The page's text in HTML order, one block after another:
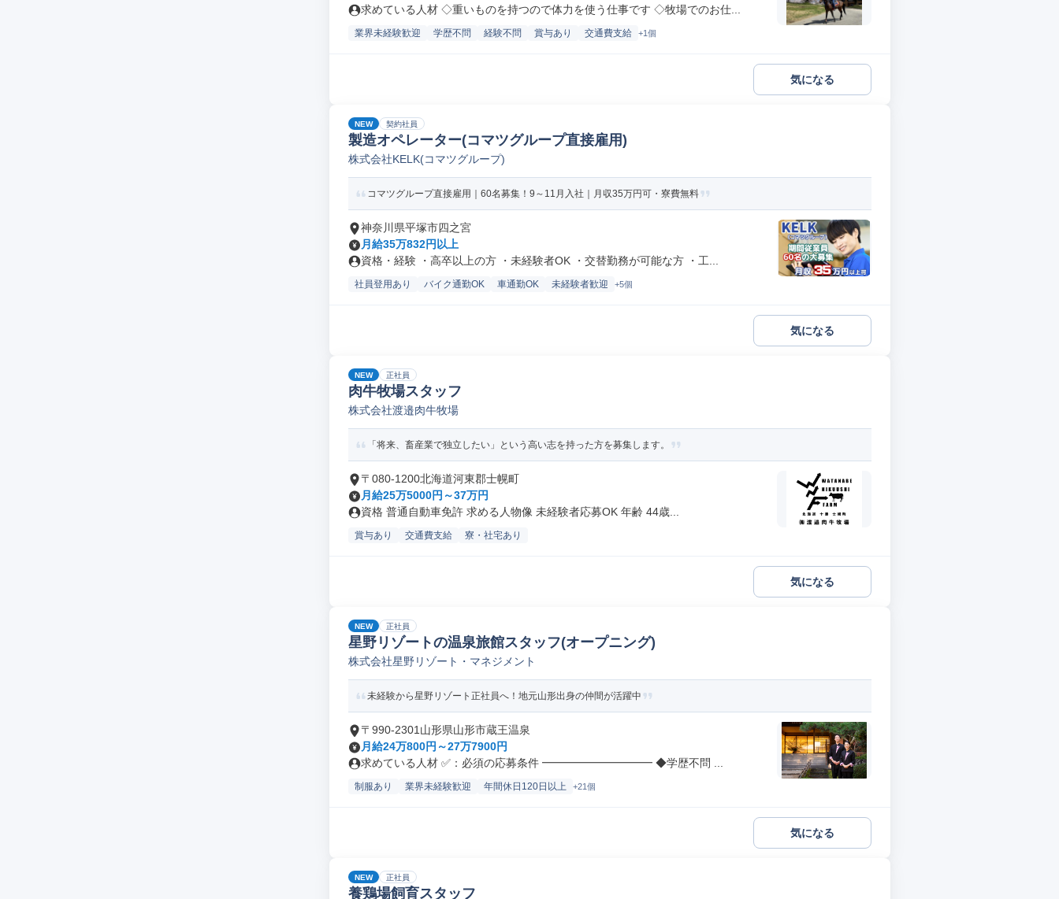
求めている人材 ◇重いものを持つので体力を使う仕事です ◇牧場でのお仕...
業界未経験歓迎 学歴不問 経験不問 賞与あり 交通費支給 +1個
気になる
NEW 契約社員
製造オペレーター(コマツグループ直接雇用)
株式会社KELK(コマツグループ)
コマツグループ直接雇用｜60名募集！9～11月入社｜月収35万円可・寮費無料
神奈川県平塚市四之宮
月給35万832円以上
資格・経験 ・高卒以上の方 ・未経験者OK ・交替勤務が可能な方 ・工...
社員登用あり バイク通勤OK 車通勤OK 未経験者歓迎 +5個
気になる
NEW 正社員
肉牛牧場スタッフ
株式会社渡邉肉牛牧場
「将来、畜産業で独立したい」という高い志を持った方を募集します。
〒080-1200北海道河東郡士幌町
月給25万5000円～37万円
資格 普通自動車免許 求める人物像 未経験者応募OK 年齢 44歳...
賞与あり 交通費支給 寮・社宅あり
気になる
NEW 正社員
星野リゾートの温泉旅館スタッフ(オープニング)
株式会社星野リゾート・マネジメント
未経験から星野リゾート正社員へ！地元山形出身の仲間が活躍中
〒990-2301山形県山形市蔵王温泉
月給24万800円～27万7900円
求めている人材 ✅：必須の応募条件 ━━━━━━━━━━ ◆学歴不問 ...
制服あり 業界未経験歓迎 年間休日120日以上 +21個
気になる
NEW 正社員
養鶏場飼育スタッフ